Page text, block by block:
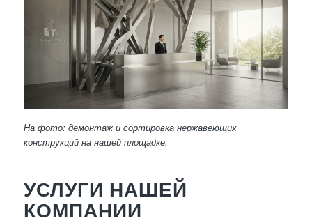
На фото: демонтаж и сортировка нержавеющих
конструкций на нашей площадке.
УСЛУГИ НАШЕЙ
КОМПАНИИ